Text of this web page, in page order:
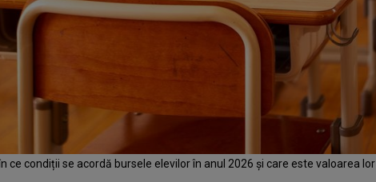
ce condiții se acordă bursele elevilor în anul 2026 și care este valoarea lor